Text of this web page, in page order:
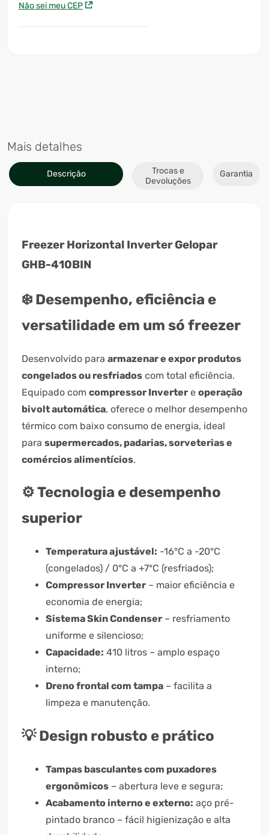
Não sei meu CEP
Mais detalhes
Descrição
Trocas e
Devoluções
Garantia
Freezer Horizontal Inverter Gelopar
GHB-410BIN
❄️ Desempenho, eficiência e
versatilidade em um só freezer
Desenvolvido para armazenar e expor produtos
congelados ou resfriados com total eficiência.
Equipado com compressor Inverter e operação
bivolt automática, oferece o melhor desempenho
térmico com baixo consumo de energia, ideal
para supermercados, padarias, sorveterias e
comércios alimentícios.
⚙️ Tecnologia e desempenho
superior
Temperatura ajustável: -16°C a -20°C
(congelados) / 0°C a +7°C (resfriados);
Compressor Inverter – maior eficiência e
economia de energia;
Sistema Skin Condenser – resfriamento
uniforme e silencioso;
Capacidade: 410 litros – amplo espaço
interno;
Dreno frontal com tampa – facilita a
limpeza e manutenção.
💡 Design robusto e prático
Tampas basculantes com puxadores
ergonômicos – abertura leve e segura;
Acabamento interno e externo: aço pré-
pintado branco – fácil higienização e alta